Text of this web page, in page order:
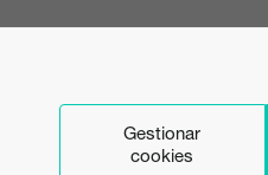
Gestionar
cookies